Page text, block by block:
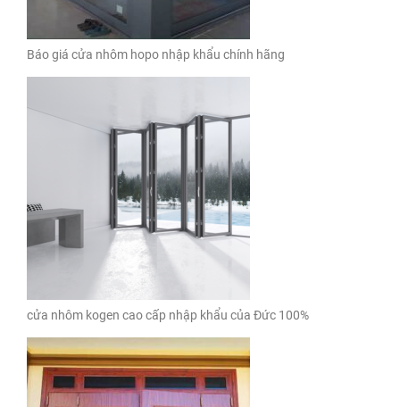
Báo giá cửa nhôm hopo nhập khẩu chính hãng
cửa nhôm kogen cao cấp nhập khẩu của Đức 100%